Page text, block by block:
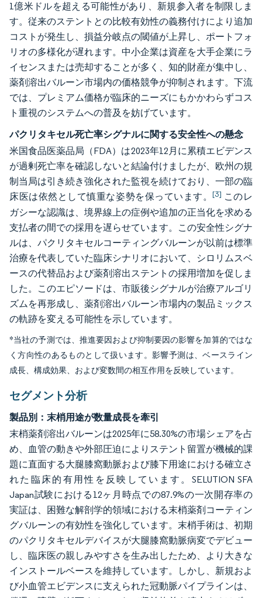
1億米ドルを超える可能性があり、新規参入者を制限しま
す。従来のステントとの比較有効性の義務付けにより追加
コストが発生し、損益分岐点の閾値が上昇し、ポートフォ
リオの多様化が遅れます。中小企業は資産を大手企業にラ
イセンスまたは売却することが多く、知的財産が集中し、
薬剤溶出バルーン市場内の価格競争が抑制されます。下流
では、プレミアム価格が臨床的ニーズにもかかわらずコス
ト重視のシステムへの普及を妨げています。
パクリタキセル死亡率シグナルに関する安全性への懸念
米国食品医薬品局（FDA）は2023年12月に累積エビデンス
が過剰死亡率を確認しないと結論付けましたが、欧州の規
制当局は引き続き強化された監視を続けており、一部の臨
床医は依然として慎重な姿勢を保っています。[3] このレ
ガシーな認識は、境界線上の症例や追加の正当化を求める
支払者の間での採用を遅らせています。この安全性シグナ
ルは、パクリタキセルコーティングバルーンが以前は標準
治療を代表していた臨床シナリオにおいて、シロリムスベ
ースの代替品および薬剤溶出ステントの採用増加を促しま
した。このエピソードは、市販後シグナルが治療アルゴリ
ズムを再形成し、薬剤溶出バルーン市場内の製品ミックス
の軌跡を変える可能性を示しています。
*当社の予測では、推進要因および抑制要因の影響を加算的ではな
く方向性のあるものとして扱います。影響予測は、ベースライン
成長、構成効果、および変数間の相互作用を反映しています。
セグメント分析
製品別：末梢用途が数量成長を牽引
末梢薬剤溶出バルーンは2025年に58.30%の市場シェアを占
め、血管の動きや外部圧迫によりステント留置が機械的課
題に直面する大腿膝窩動脈および膝下用途における確立さ
れた臨床的有用性を反映しています。SELUTION SFA
Japan試験における12ヶ月時点での87.9%の一次開存率の
実証は、困難な解剖学的領域における末梢薬剤コーティン
グバルーンの有効性を強化しています。末梢手術は、初期
のパクリタキセルデバイスが大腿膝窩動脈病変でデビュー
し、臨床医の親しみやすさを生み出したため、より大きな
インストールベースを維持しています。しかし、新規およ
び小血管エビデンスに支えられた冠動脈パイプラインは、